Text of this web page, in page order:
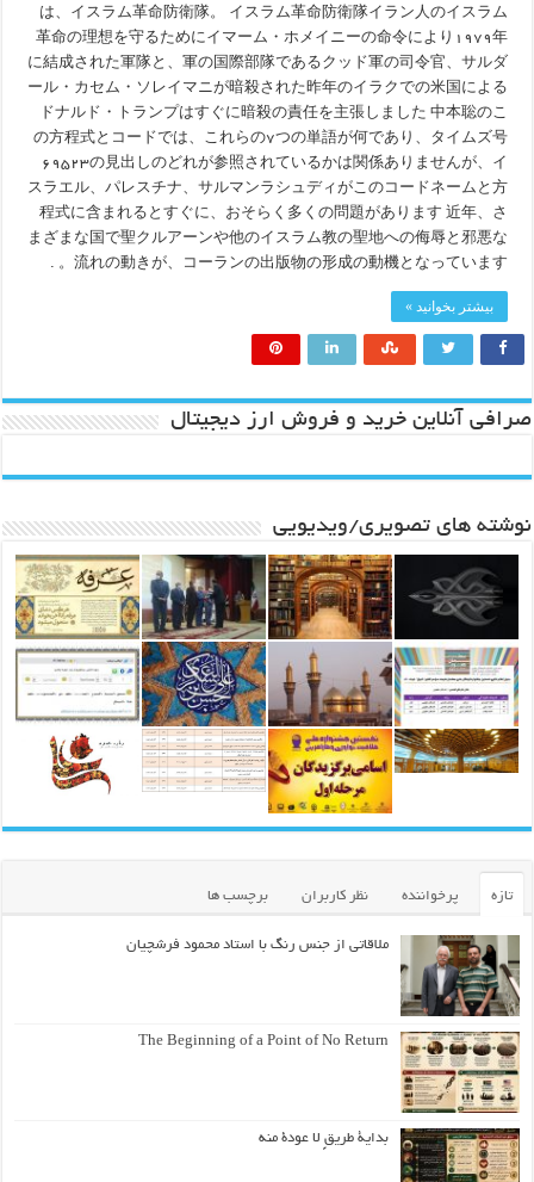
は、イスラム革命防衛隊。 イスラム革命防衛隊イラン人のイスラム
革命の理想を守るためにイマーム・ホメイニーの命令により۱۹۷۹年
に結成された軍隊と、軍の国際部隊であるクッド軍の司令官、サルダ
ール・カセム・ソレイマニが暗殺された昨年のイラクでの米国による
ドナルド・トランプはすぐに暗殺の責任を主張しました 中本聡のこ
の方程式とコードでは、これらの۷つの単語が何であり、タイムズ号
۶۹۵۲۳の見出しのどれが参照されているかは関係ありませんが、イ
スラエル、パレスチナ、サルマンラシュディがこのコードネームと方
程式に含まれるとすぐに、おそらく多くの問題があります 近年、さ
まざまな国で聖クルアーンや他のイスラム教の聖地への侮辱と邪悪な
流れの動きが、コーランの出版物の形成の動機となっています。 .
بیشتر بخوانید »
صرافی آنلاین خرید و فروش ارز دیجیتال
نوشته های تصویری/ویدیویی
تازه پرخواننده نظر کاربران برچسب ها
ملاقاتی از جنس رنگ با استاد محمود فرشچیان
The Beginning of a Point of No Return
بداية طريقٍ لا عودة منه